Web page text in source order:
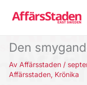
Den
Av Affärsstaden /
Affärsstaden, Krönika